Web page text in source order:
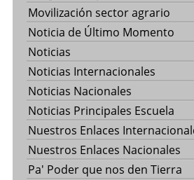
Movilización sector agrario
Noticia de Último Momento
Noticias
Noticias Internacionales
Noticias Nacionales
Noticias Principales Escuela
Nuestros Enlaces
Nuestros Enlaces Nacionales
Pa' Poder que nos den Tierra